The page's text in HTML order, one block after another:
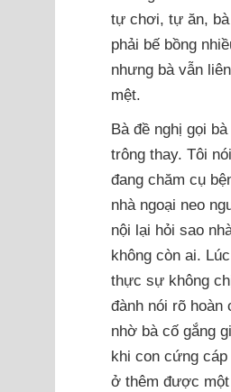
tự chơi, tự ăn, bà
phải bế bồng
nhưng bà vẫn
mệt.
Bà đề nghị gọi
trông thay. Tôi
đang chăm cụ
nhà ngoại neo
nội lại hỏi sao
không còn ai.
thực sự không
đành nói rõ hoàn
nhờ bà cố gắng
khi con cứng
ở thêm được